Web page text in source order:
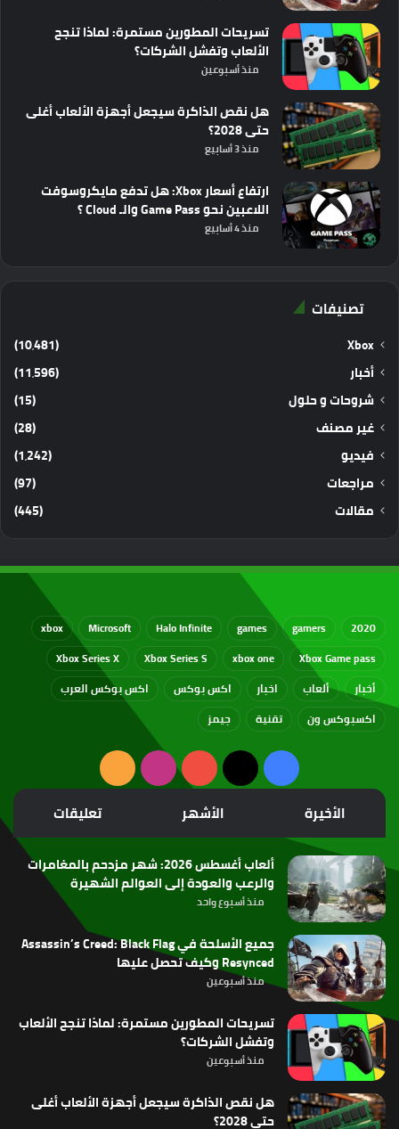
تسريحات المطورين مستمرة: لماذا تنجح
الألعاب وتفشل الشركات؟
منذ أسبوعين
هل نقص الذاكرة سيجعل أجهزة الألعاب أغلى
حتى 2028؟
منذ 3 أسابيع
ارتفاع أسعار Xbox: هل تدفع مايكروسوفت
اللاعبين نحو Game Pass والـ Cloud ؟
منذ 4 أسابيع
تصنيفات
Xbox
(10٬481)
أخبار
(11٬596)
شروحات و حلول
(15)
غير مصنف
(28)
فيديو
(1٬242)
مراجعات
(97)
مقالات
(445)
2020
gamers
games
Halo Infinite
Microsoft
xbox
Xbox Game pass
xbox one
Xbox Series S
Xbox Series X
أخبار
ألعاب اخبار اكس بوكس
اكس بوكس العرب
اكسبوكس ون
تقنية جيمز
فيسبوك
‫X
‫YouTubeانستقرامملخص
الموقع
RSS
الأخيرة الأشهر تعليقات
ألعاب أغسطس 2026: شهر مزدحم بالمغامرات
والرعب والعودة إلى العوالم الشهيرة
منذ أسبوع واحد
جميع الأسلحة في Assassin’s Creed: Black Flag
Resynced وكيف تحصل عليها
منذ أسبوعين
تسريحات المطورين مستمرة: لماذا تنجح الألعاب
وتفشل الشركات؟
منذ أسبوعين
هل نقص الذاكرة سيجعل أجهزة الألعاب أغلى
حتى 2028؟